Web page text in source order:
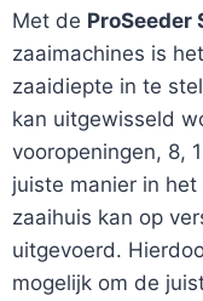
Met de ProSeeder
zaaimachines is
zaaidiepte in te
kan uitgewisseld
vooropeningen, 8,
juiste manier in
zaaihuis kan op
uitgevoerd.
mogelijk om de